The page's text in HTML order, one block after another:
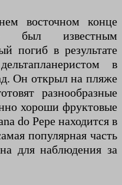
восточном конце
был известным
погиб в результате
в
Он открыл на пляже
разнообразные
хороши фруктовые
do Pepe находится в
популярная часть
для наблюдения за